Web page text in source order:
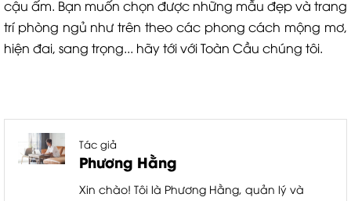
cậu ấm. Bạn muốn chọn được những mẫu đẹp và trang
trí phòng ngủ như trên theo các phong cách mộng mơ,
hiện đai, sang trọng... hãy tới với Toàn Cầu chúng tôi.
Tác giả
Phương Hằng
Xin chào! Tôi là Phương Hằng, quản lý và